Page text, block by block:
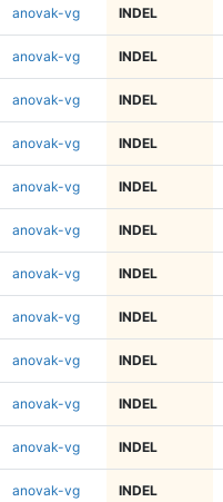
anovak-vg INDEL
anovak-vg INDEL
anovak-vg INDEL
anovak-vg INDEL
anovak-vg INDEL
anovak-vg INDEL
anovak-vg INDEL
anovak-vg INDEL
anovak-vg INDEL
anovak-vg INDEL
anovak-vg INDEL
anovak-vg INDEL